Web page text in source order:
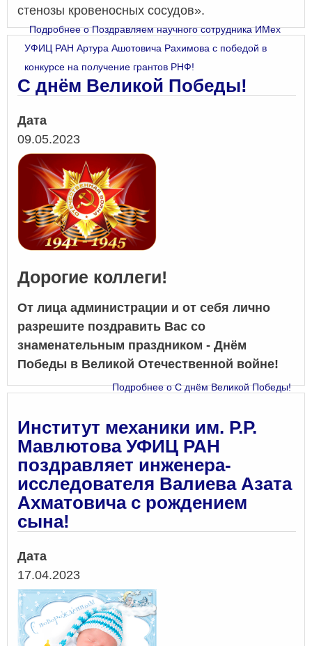
стенозы кровеносных сосудов».
Подробнеео Поздравляем научного сотрудника ИМех
УФИЦ РАН Артура Ашотовича Рахимова с победой в
конкурсе на получение грантов РНФ!
С днём Великой Победы!
Дата
09.05.2023
Дорогие коллеги!
От лица администрации и от себя лично
разрешите поздравить Вас со
знаменательным праздником - Днём
Победы в Великой Отечественной войне!
Подробнеео С днём Великой Победы!
Институт механики им. Р.Р.
Мавлютова УФИЦ РАН
поздравляет инженера-
исследователя Валиева Азата
Ахматовича с рождением
сына!
Дата
17.04.2023